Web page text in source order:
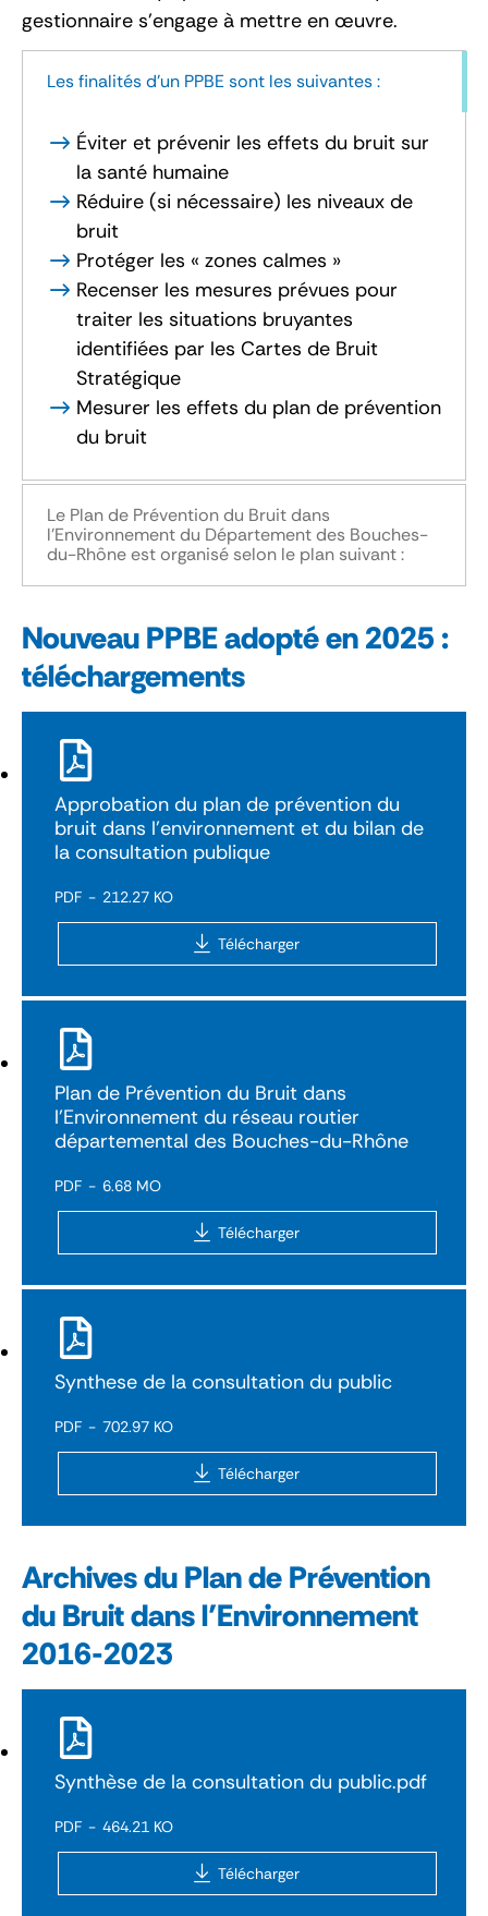
gestionnaire s’engage à mettre en œuvre.
Les finalités d’un PPBE sont les suivantes :
Éviter et prévenir les effets du bruit sur
la santé humaine
Réduire (si nécessaire) les niveaux de
bruit
Protéger les « zones calmes »
Recenser les mesures prévues pour
traiter les situations bruyantes
identifiées par les Cartes de Bruit
Stratégique
Mesurer les effets du plan de prévention
du bruit
Le Plan de Prévention du Bruit dans
l’Environnement du Département des Bouches-
du-Rhône est organisé selon le plan suivant :
Nouveau PPBE adopté en 2025 :
téléchargements
Approbation du plan de prévention du
bruit dans l'environnement et du bilan de
la consultation publique
PDF 212.27 KO
Télécharger
Plan de Prévention du Bruit dans
l’Environnement du réseau routier
départemental des Bouches-du-Rhône
PDF 6.68 MO
Télécharger
Synthese de la consultation du public
PDF 702.97 KO
Télécharger
Archives du Plan de Prévention
du Bruit dans l’Environnement
2016-2023
Synthèse de la consultation du public.pdf
PDF 464.21 KO
Télécharger